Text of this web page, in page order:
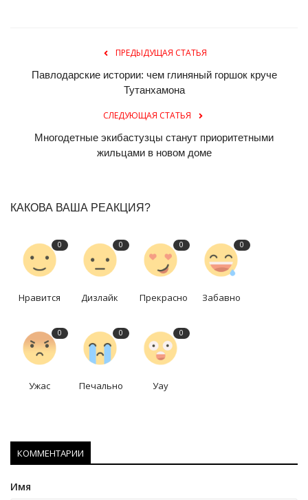
ПРЕДЫДУЩАЯ СТАТЬЯ
Павлодарские истории: чем глиняный горшок круче
Тутанхамона
СЛЕДУЮЩАЯ СТАТЬЯ
Многодетные экибастузцы станут приоритетными
жильцами в новом доме
КАКОВА ВАША РЕАКЦИЯ?
0
Нравится
0
Дизлайк
0
Прекрасно
0
Забавно
0
Ужас
0
Печально
0
Уау
КОММЕНТАРИИ
Имя